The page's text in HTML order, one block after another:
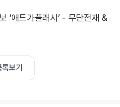
‘애드가플래시’ - 무단전재 &
록보기